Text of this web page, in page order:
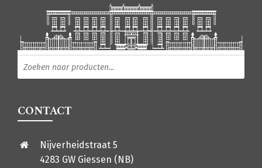
CONTACT
Nijverheidstraat 5
4283 GW Giessen (NB)